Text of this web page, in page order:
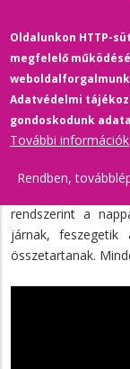
Oldalunkon HTTP-
megfelelő
Adatvédelmi
gondoskodunk
További információk
Rendben,
12 April 2025/
színes,
60 perc/rész, 2015
Az eredeti angol
munkás
mindennapjait
kínosan vicces és
rendszerint a
járnak,
összetartanak.